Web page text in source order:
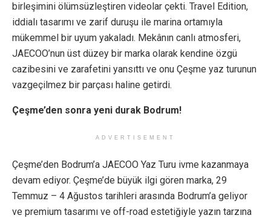
birleşimini ölümsüzleştiren videolar çekti. Travel Edition,
iddialı tasarımı ve zarif duruşu ile marina ortamıyla
mükemmel bir uyum yakaladı. Mekânın canlı atmosferi,
JAECOO’nun üst düzey bir marka olarak kendine özgü
cazibesini ve zarafetini yansıttı ve onu Çeşme yaz turunun
vazgeçilmez bir parçası haline getirdi.
Çeşme’den sonra yeni durak Bodrum!
ADVERTISEMENT
Çeşme’den Bodrum’a JAECOO Yaz Turu ivme kazanmaya
devam ediyor. Çeşme’de büyük ilgi gören marka, 29
Temmuz – 4 Ağustos tarihleri arasında Bodrum’a geliyor
ve premium tasarımı ve off-road estetiğiyle yazın tarzına